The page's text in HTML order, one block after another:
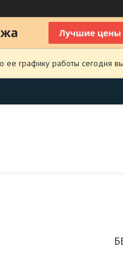
ее графику работы